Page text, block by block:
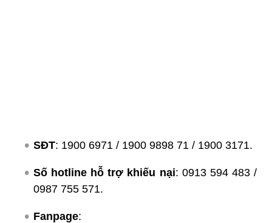
SĐT: 1900 6971 / 1900 9898 71 / 1900 3171.
Số hotline hỗ trợ khiếu nại: 0913 594 483 /
0987 755 571.
Fanpage: